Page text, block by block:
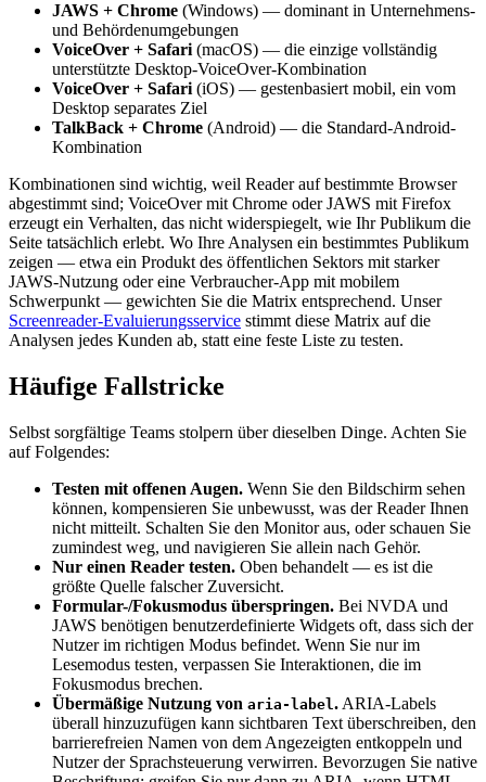
JAWS + Chrome (Windows) — dominant in Unternehmens-
und Behördenumgebungen
VoiceOver + Safari (macOS) — die einzige vollständig
unterstützte Desktop-VoiceOver-Kombination
VoiceOver + Safari (iOS) — gestenbasiert mobil, ein vom
Desktop separates Ziel
TalkBack + Chrome (Android) — die Standard-Android-
Kombination
Kombinationen sind wichtig, weil Reader auf bestimmte Browser
abgestimmt sind; VoiceOver mit Chrome oder JAWS mit Firefox
erzeugt ein Verhalten, das nicht widerspiegelt, wie Ihr Publikum die
Seite tatsächlich erlebt. Wo Ihre Analysen ein bestimmtes Publikum
zeigen — etwa ein Produkt des öffentlichen Sektors mit starker
JAWS-Nutzung oder eine Verbraucher-App mit mobilem
Schwerpunkt — gewichten Sie die Matrix entsprechend. Unser
Screenreader-Evaluierungsservice stimmt diese Matrix auf die
Analysen jedes Kunden ab, statt eine feste Liste zu testen.
Häufige Fallstricke
Selbst sorgfältige Teams stolpern über dieselben Dinge. Achten Sie
auf Folgendes:
Testen mit offenen Augen. Wenn Sie den Bildschirm sehen
können, kompensieren Sie unbewusst, was der Reader Ihnen
nicht mitteilt. Schalten Sie den Monitor aus, oder schauen Sie
zumindest weg, und navigieren Sie allein nach Gehör.
Nur einen Reader testen. Oben behandelt — es ist die
größte Quelle falscher Zuversicht.
Formular-/Fokusmodus überspringen. Bei NVDA und
JAWS benötigen benutzerdefinierte Widgets oft, dass sich der
Nutzer im richtigen Modus befindet. Wenn Sie nur im
Lesemodus testen, verpassen Sie Interaktionen, die im
Fokusmodus brechen.
Übermäßige Nutzung von aria-label . ARIA-Labels
überall hinzuzufügen kann sichtbaren Text überschreiben, den
barrierefreien Namen von dem Angezeigten entkoppeln und
Nutzer der Sprachsteuerung verwirren. Bevorzugen Sie native